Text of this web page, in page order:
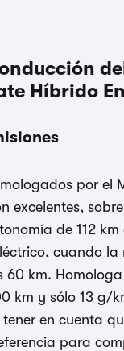
Híbrido
por el
excelentes,
de 112 km
cuando la
60 km.
km y sólo 13 g/
en cuenta
para